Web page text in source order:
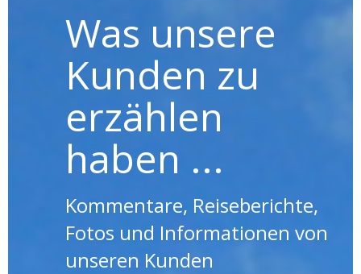
Was unsere
Kunden zu
erzählen
haben ...
Kommentare, Reiseberichte,
Fotos und Informationen von
unseren Kunden